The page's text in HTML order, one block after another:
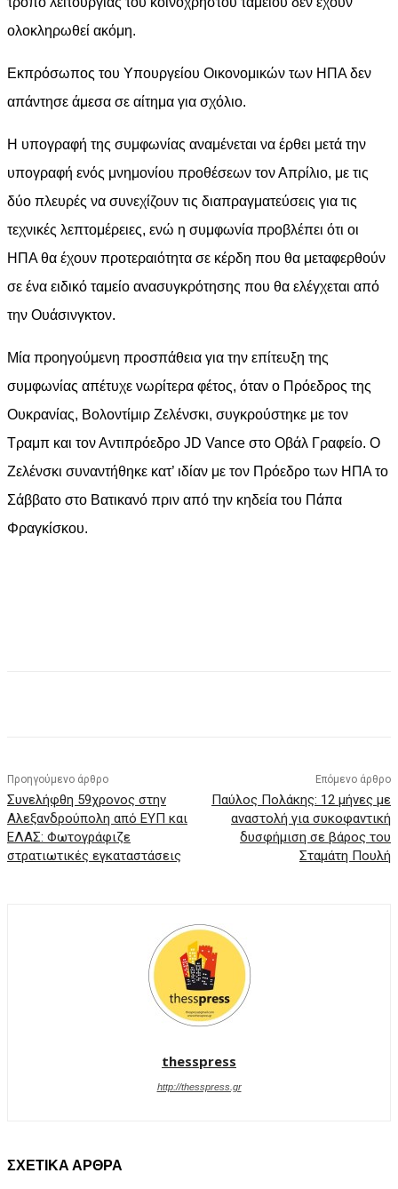
ολοκληρωθεί ακόμη.
Εκπρόσωπος του Υπουργείου Οικονομικών των ΗΠΑ δεν
απάντησε άμεσα σε αίτημα για σχόλιο.
Η υπογραφή της συμφωνίας αναμένεται να έρθει μετά την
υπογραφή ενός μνημονίου προθέσεων τον Απρίλιο, με τις
δύο πλευρές να συνεχίζουν τις διαπραγματεύσεις για τις
τεχνικές λεπτομέρειες, ενώ η συμφωνία προβλέπει ότι οι
ΗΠΑ θα έχουν προτεραιότητα σε κέρδη που θα μεταφερθούν
σε ένα ειδικό ταμείο ανασυγκρότησης που θα ελέγχεται από
την Ουάσινγκτον.
Μία προηγούμενη προσπάθεια για την επίτευξη της
συμφωνίας απέτυχε νωρίτερα φέτος, όταν ο Πρόεδρος της
Ουκρανίας, Βολοντίμιρ Ζελένσκι, συγκρούστηκε με τον
Τραμπ και τον Αντιπρόεδρο JD Vance στο Οβάλ Γραφείο. Ο
Ζελένσκι συναντήθηκε κατ’ ιδίαν με τον Πρόεδρο των ΗΠΑ το
Σάββατο στο Βατικανό πριν από την κηδεία του Πάπα
Φραγκίσκου.
Προηγούμενο άρθρο
Συνελήφθη 59χρονος στην
Αλεξανδρούπολη από ΕΥΠ και
ΕΛΑΣ: Φωτογράφιζε
στρατιωτικές εγκαταστάσεις
Επόμενο άρθρο
Παύλος Πολάκης: 12 μήνες με
αναστολή για συκοφαντική
δυσφήμιση σε βάρος του
Σταμάτη Πουλή
thesspress
http://thesspress.gr
ΣΧΕΤΙΚΑ ΑΡΘΡΑ